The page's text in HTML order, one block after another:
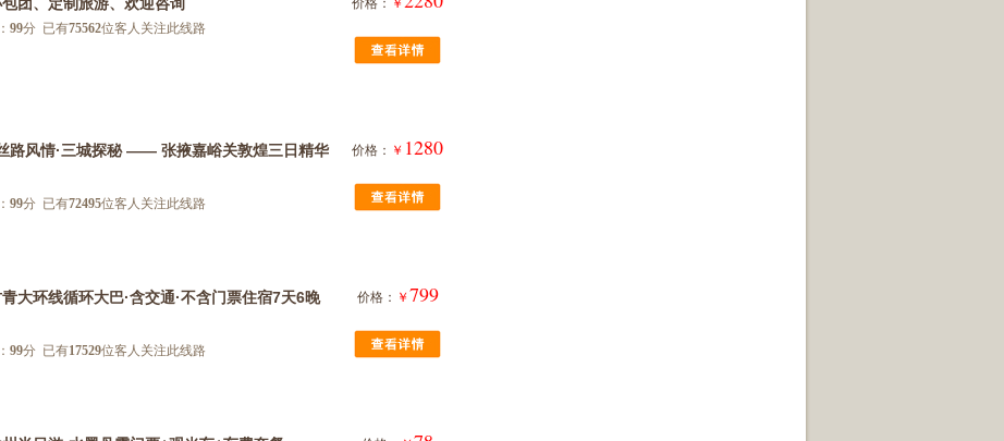
99分 已有75562位客人关注此线路
价格： ￥
路风情·三城探秘 —— 张掖嘉峪关敦煌三日精华
99分 已有72495位客人关注此线路
价格： ￥ 1280
大环线循环大巴·含交通·不含门票住宿7天6晚
99分 已有17529位客人关注此线路
价格： ￥ 799